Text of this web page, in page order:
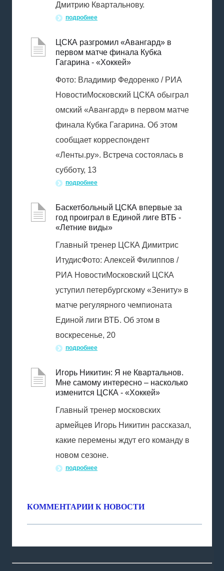
Дмитрию Квартальнову.
подробнее
ЦСКА разгромил «Авангард» в
первом матче финала Кубка
Гагарина - «Хоккей»
Фото: Владимир Федоренко / РИА
НовостиМосковский ЦСКА обыграл
омский «Авангард» в первом матче
финала Кубка Гагарина. Об этом
сообщает корреспондент
«Ленты.ру». Встреча состоялась в
субботу, 13
подробнее
Баскетбольный ЦСКА впервые за
год проиграл в Единой лиге ВТБ -
«Летние виды»
Главный тренер ЦСКА Димитрис
ИтудисФото: Алексей Филиппов /
РИА НовостиМосковский ЦСКА
уступил петербургскому «Зениту» в
матче регулярного чемпионата
Единой лиги ВТБ. Об этом в
воскресенье, 20
подробнее
Игорь Никитин: Я не Квартальнов.
Мне самому интересно – насколько
изменится ЦСКА - «Хоккей»
Главный тренер московских
армейцев Игорь Никитин рассказал,
какие перемены ждут его команду в
новом сезоне.
подробнее
КОММЕНТАРИИ К НОВОСТИ